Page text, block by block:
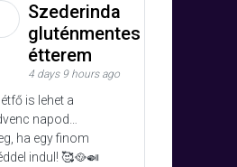
Szederinda
gluténmentes
étterem
4 days 9 hours ago
is lehet a
napod…
ha egy finom
indul! 🥰🥘🍛